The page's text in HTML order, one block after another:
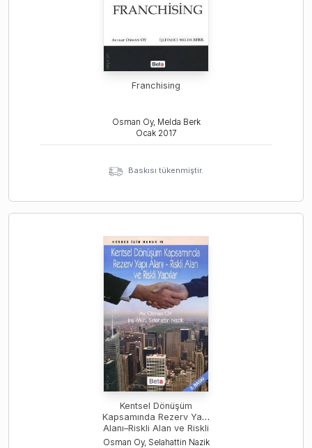
Franchising
Osman Oy, Melda Berk
Ocak 2017
Baskısı tükenmiştir.
Kentsel Dönüşüm
Kapsamında Rezerv Yapı
Alanı–Riskli Alan ve Riskli
Yapılar
Osman Oy, Selahattin Nazik